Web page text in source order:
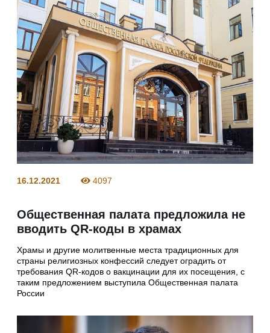
16.12.2021 4097
Общественная палата предложила не
вводить QR-коды в храмах
Храмы и другие молитвенные места традиционных для
страны религиозных конфессий следует оградить от
требования QR-кодов о вакцинации для их посещения, с
таким предложением выступила Общественная палата
России